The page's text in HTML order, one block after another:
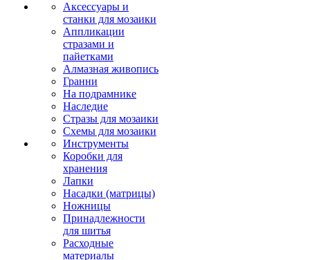
Аксессуары и
станки для мозаики
Аппликации
стразами и
пайетками
Алмазная живопись
Гранни
На подрамнике
Наследие
Стразы для мозаики
Схемы для мозаики
Инструменты
Коробки для
хранения
Лапки
Насадки (матрицы)
Ножницы
Принадлежности
для шитья
Расходные
материалы